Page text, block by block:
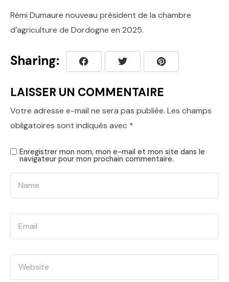
Rémi Dumaure nouveau président de la chambre
d’agriculture de Dordogne en 2025.
Sharing:
LAISSER UN COMMENTAIRE
Votre adresse e-mail ne sera pas publiée. Les champs
obligatoires sont indiqués avec *
Enregistrer mon nom, mon e-mail et mon site dans le
navigateur pour mon prochain commentaire.